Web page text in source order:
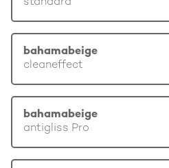
standard
bahamabeige
cleaneffect
bahamabeige
antigliss Pro